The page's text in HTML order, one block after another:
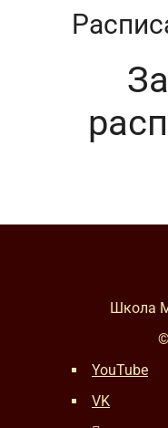
Школа
YouTube
VK